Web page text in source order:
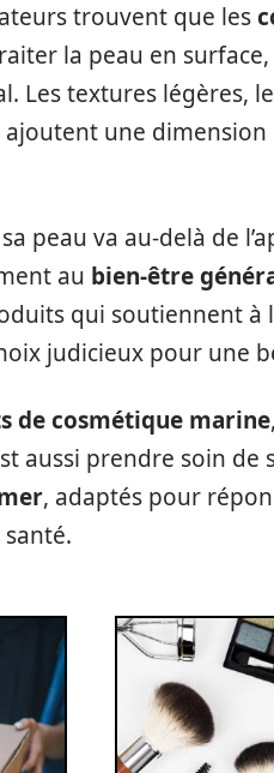
trouvent que les
la peau en
Les textures légères,
ajoutent une
peau va au-delà de
au bien-être
qui soutiennent à
judicieux pour une
de cosmétique marine
aussi prendre soin de
, adaptés pour